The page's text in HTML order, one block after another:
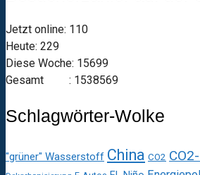
Jetzt online: 110
Heute: 229
Diese Woche: 15699
Gesamt : 1538569
Schlagwörter-Wolke
"grüner" Wasserstoff China CO2